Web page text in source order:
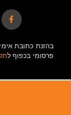
בהזנת כתובת
פרסומי בכפוף ל